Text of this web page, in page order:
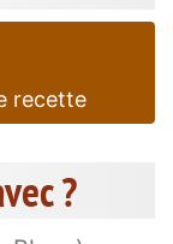
recette
?